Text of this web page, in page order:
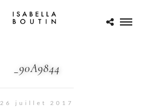
_90A9844
26 juillet 2017